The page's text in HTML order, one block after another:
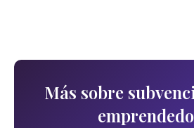
tanto técnicas como
Más sobre